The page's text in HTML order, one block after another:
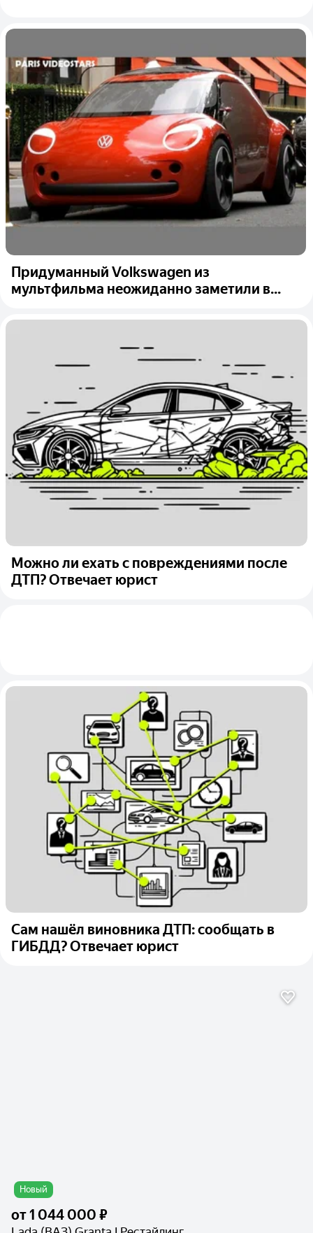
Придуманный Volkswagen из
мультфильма неожиданно заметили в...
Можно ли ехать с повреждениями после
ДТП? Отвечает юрист
Сам нашёл виновника ДТП: сообщать в
ГИБДД? Отвечает юрист
Новый
от1 044 000 ₽